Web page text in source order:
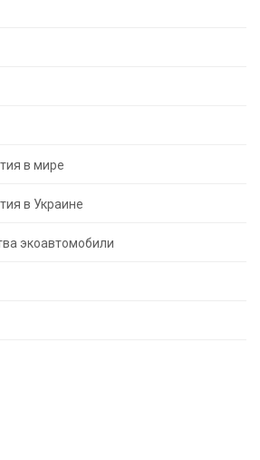
в мире
в Украине
экоавтомобили